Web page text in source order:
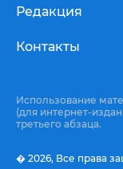
Редакция
Контакты
Использование
(для интернет-
третьего абзаца.
� 2026, Все права